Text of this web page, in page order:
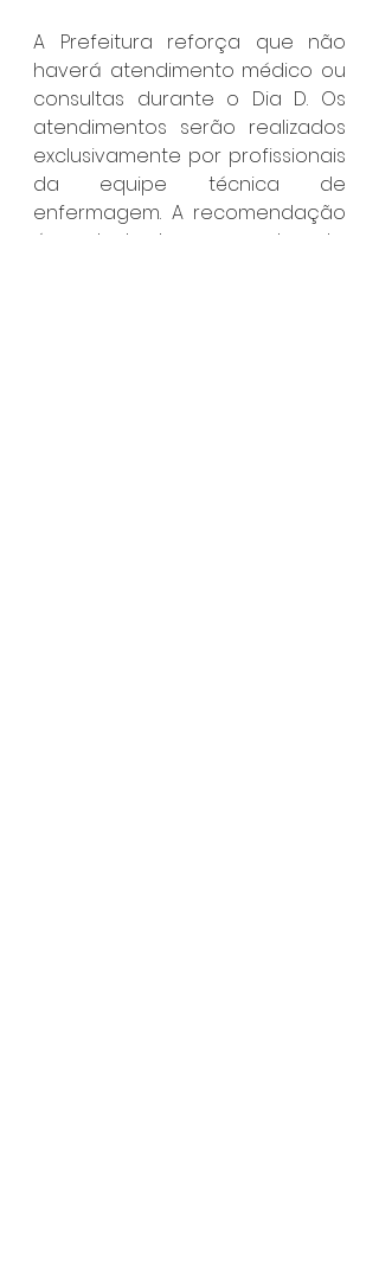
A Prefeitura reforça que não
haverá atendimento médico ou
consultas durante o Dia D. Os
atendimentos serão realizados
exclusivamente por profissionais
da equipe técnica de
enfermagem. A recomendação
é que todos levem a caderneta